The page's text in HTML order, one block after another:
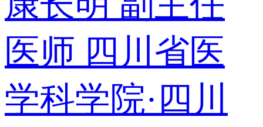
医师 四川省医
学科学院·四川